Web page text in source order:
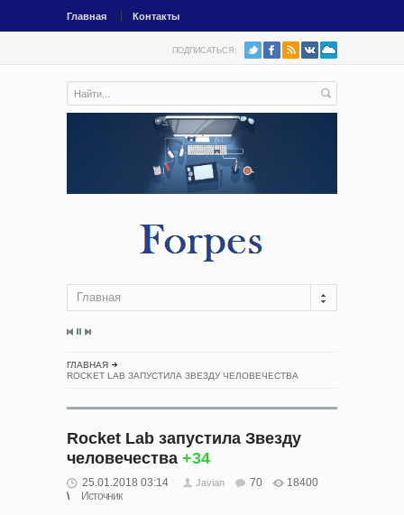
Главная Контакты
ПОДПИСАТЬСЯ:
Главная
ГЛАВНАЯ
ROCKET LAB ЗАПУСТИЛА ЗВЕЗДУ ЧЕЛОВЕЧЕСТВА
Rocket Lab запустила Звезду
человечества +34
25.01.2018 03:14 Javian 70
18400
Источник